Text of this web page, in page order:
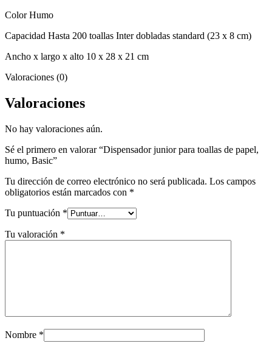
Color Humo
Capacidad Hasta 200 toallas Inter dobladas standard (23 x 8 cm)
Ancho x largo x alto 10 x 28 x 21 cm
Valoraciones (0)
Valoraciones
No hay valoraciones aún.
Sé el primero en valorar “Dispensador junior para toallas de papel,
humo, Basic”
Tu dirección de correo electrónico no será publicada. Los campos
obligatorios están marcados con *
Tu puntuación *
Tu valoración *
Nombre *